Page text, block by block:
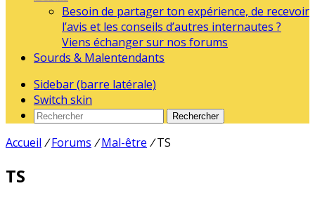
Besoin de partager ton expérience, de recevoir
l’avis et les conseils d’autres internautes ?
Viens échanger sur nos forums
Sourds & Malentendants
Sidebar (barre latérale)
Switch skin
Rechercher
Accueil / Forums / Mal-être / TS
TS